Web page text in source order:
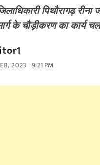
पिथौरागढ़
के चौड़ीकरण का कार्य
2023 9:21 PM